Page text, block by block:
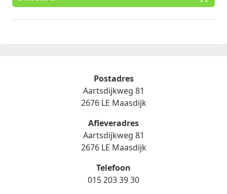
Postadres
Aartsdijkweg 81
2676 LE Maasdijk
Afleveradres
Aartsdijkweg 81
2676 LE Maasdijk
Telefoon
015 203 39 30